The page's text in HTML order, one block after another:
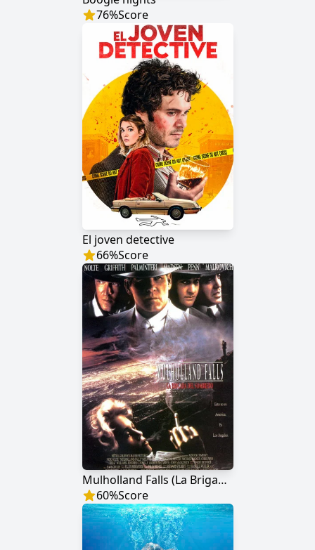
76%Score
El joven detective
66%Score
Mulholland Falls (La Brigada del Sombrero)
60%Score